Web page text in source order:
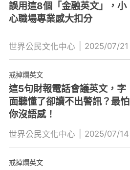
誤用這8個「金融英文」，小
心職場專業感大扣分
世界公民文化中心 2025/07/21
戒掉爛英文
這5句財報電話會議英文，字
面聽懂了卻讀不出警訊？最怕
你沒語感！
世界公民文化中心 2025/07/14
戒掉爛英文